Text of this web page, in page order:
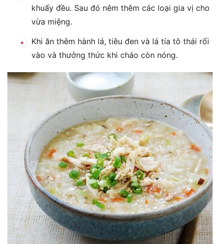
khuấy đều. Sau đó nêm thêm các loại gia vị cho
vừa miệng.
Khi ăn thêm hành lá, tiêu đen và lá tía tô thái rối
vào và thưởng thức khi cháo còn nóng.